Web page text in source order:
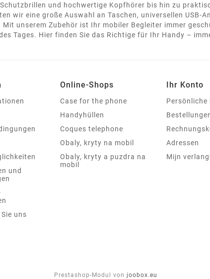
und hochwertige Kopfhörer bis hin zu
wir eine große Auswahl an Taschen, universellen USB-
unserem Zubehör ist Ihr mobiler Begleiter immer
Tages. Hier finden Sie das Richtige für Ihr Handy –
und
uns
Online-Shops
Case for the phone
Handyhüllen
Coques telephone
Obaly, kryty na mobil
Obaly, kryty a puzdra na
mobil
Ihr Konto
Persönliche
Adressen
Mijn
Prestashop-Modul von joobox.eu